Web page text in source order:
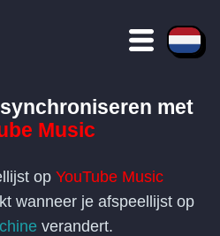
synchroniseren met
Music
op YouTube Music
wanneer je afspeellijst op
verandert.